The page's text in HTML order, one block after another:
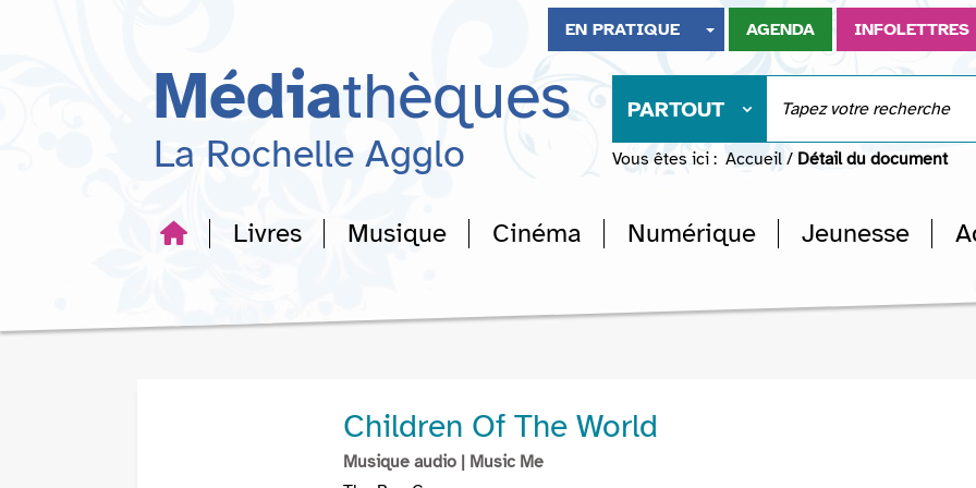
recherche
EN PRATIQUE AGENDA INFOLETTRES
Médiathèques
La Rochelle Agglo
PARTOUT
Vous êtes ici : Accueil / Détail du document
Livres Musique Cinéma Numérique Jeunesse
Children Of The World
Musique audio | Music Me